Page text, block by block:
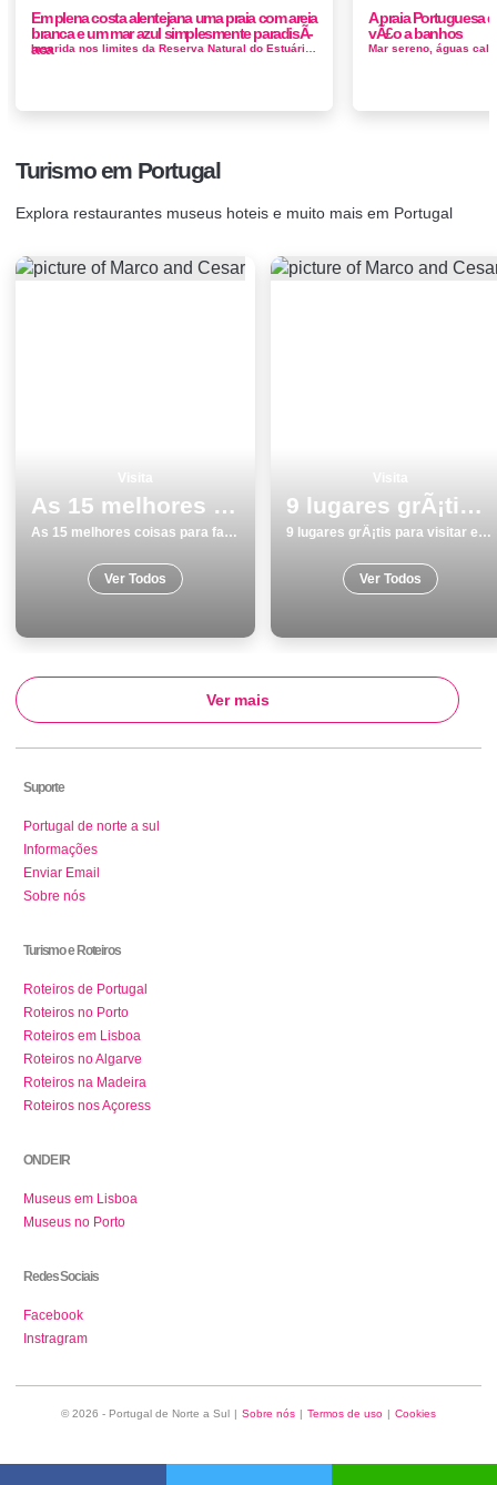
Em plena costa alentejana uma praia com areia
branca e um mar azul simplesmente paradisÃ­
aca
A praia Portuguesa
vÃ£o a banhos
Turismo em Portugal
Explora restaurantes museus hoteis e muito mais em Portugal
As 15 melhores coisas para fazer e visitar em PÃ³voa de Varzim
As 15 melhores coisas para fazer e visitar em PÃ³voa de Varzim
Ver Todos
9 lugares grÃ¡tis para visitar em Odemira
9 lugares grÃ¡tis para visitar em Odemira
Ver Todos
Ver mais
Suporte
Portugal de norte a sul
Informações
Enviar Email
Sobre nós
Turismo e Roteiros
Roteiros de Portugal
Roteiros no Porto
Roteiros em Lisboa
Roteiros no Algarve
Roteiros na Madeira
Roteiros nos Açoress
ONDE IR
Museus em Lisboa
Museus no Porto
Redes Sociais
Facebook
Instragram
© 2026 - Portugal de Norte a Sul | Sobre nós | Termos de uso | Cookies